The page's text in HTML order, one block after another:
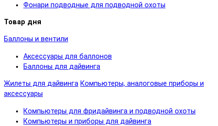
Фонари подводные для подводной охоты
Товар дня
Баллоны и вентили
Аксессуары для баллонов
Баллоны для дайвинга
Жилеты для дайвинга Компьютеры, аналоговые приборы и
аксессуары
Компьютеры для фридайвинга и подводной охоты
Компьютеры и приборы для дайвинга